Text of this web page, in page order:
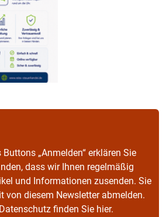
„Anmelden“ erklären Sie
dass wir Ihnen regelmäßig
und Informationen zusenden. Sie
von diesem Newsletter abmelden.
finden Sie hier.